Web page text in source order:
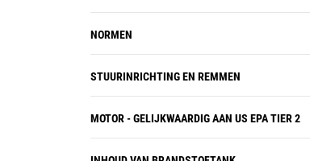
NORMEN
STUURINRICHTING EN REMMEN
MOTOR - GELIJKWAARDIG AAN US EPA TIER 2